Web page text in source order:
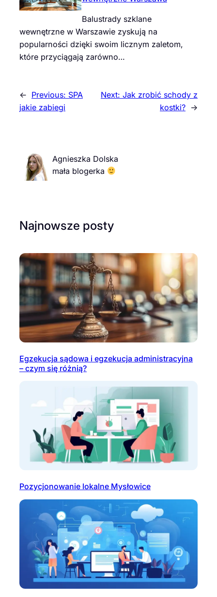
Balustrady szklane
wewnętrzne w Warszawie zyskują na
popularności dzięki swoim licznym zaletom,
które przyciągają zarówno…
← Previous: SPA
jakie zabiegi
Next: Jak zrobić schody z
kostki? →
Agnieszka Dolska
mała blogerka
Najnowsze posty
Egzekucja sądowa i egzekucja administracyjna
– czym się różnią?
Pozycjonowanie lokalne Mysłowice